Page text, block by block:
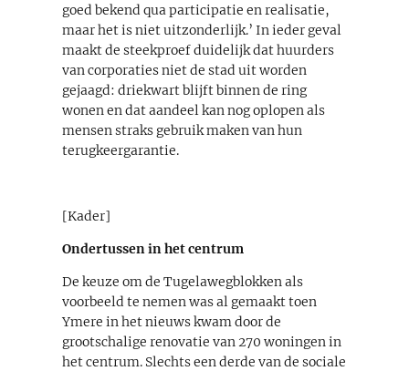
goed bekend qua participatie en realisatie,
maar het is niet uitzonderlijk.’ In ieder geval
maakt de steekproef duidelijk dat huurders
van corporaties niet de stad uit worden
gejaagd: driekwart blijft binnen de ring
wonen en dat aandeel kan nog oplopen als
mensen straks gebruik maken van hun
terugkeergarantie.
[Kader]
Ondertussen in het centrum
De keuze om de Tugelawegblokken als
voorbeeld te nemen was al gemaakt toen
Ymere in het nieuws kwam door de
grootschalige renovatie van 270 woningen in
het centrum. Slechts een derde van de sociale